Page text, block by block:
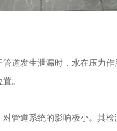
道发生泄漏时，水在压力
。
管道系统的影响极小。其